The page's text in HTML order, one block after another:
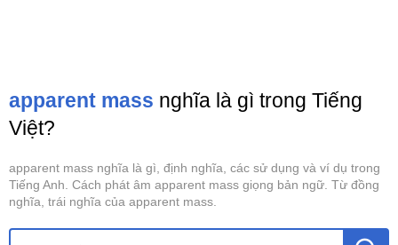
apparent mass nghĩa là gì trong Tiếng
Việt?
apparent mass nghĩa là gì, định nghĩa, các sử dụng và ví dụ trong
Tiếng Anh. Cách phát âm apparent mass giọng bản ngữ. Từ đồng
nghĩa, trái nghĩa của apparent mass.